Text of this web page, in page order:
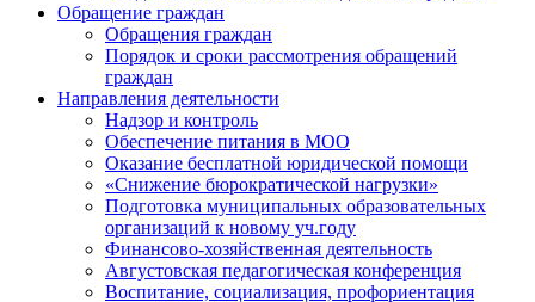
Обращение граждан
Обращения граждан
Порядок и сроки рассмотрения обращений
граждан
Направления деятельности
Надзор и контроль
Обеспечение питания в МОО
Оказание бесплатной юридической помощи
«Снижение бюрократической нагрузки»
Подготовка муниципальных образовательных
организаций к новому уч.году
Финансово-хозяйственная деятельность
Августовская педагогическая конференция
Воспитание, социализация, профориентация